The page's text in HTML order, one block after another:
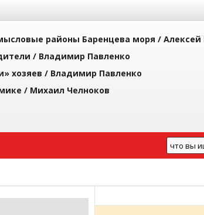
районы Баренцева моря / Алексей
/ Владимир Павленко
хозяев / Владимир Павленко
/ Михаил Челноков